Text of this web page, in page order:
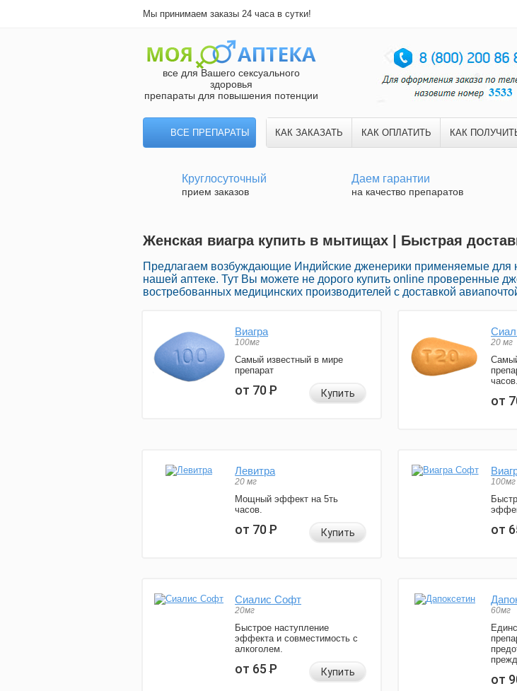
Мы принимаем заказы 24 часа в сутки!
все для Вашего сексуального
здоровья
препараты для повышения потенции
ВСЕ ПРЕПАРАТЫ КАК ЗАКАЗАТЬ КАК ОПЛАТИТЬ КАК
Круглосуточный
прием заказов
Даем гарантии
на качество препаратов
Женская виагра купить в мытищах | Быстрая
Предлагаем возбуждающие Индийские дженерики применяемые
нашей аптеке. Тут Вы можете не дорого купить online проверенные
востребованных медицинских производителей с доставкой
Виагра
100мг
Самый известный в мире
препарат
от 70Р Купить
20 мг
часов.
от
Левитра
20 мг
Мощный эффект на 5ть
часов.
от 70Р Купить
100мг
от
Сиалис Софт
20мг
Быстрое наступление
эффекта и совместимость с
алкоголем.
от 65Р Купить
60мг
от